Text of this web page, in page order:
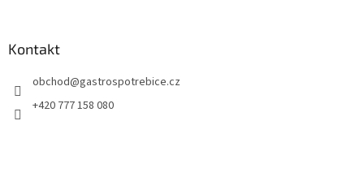
Kontakt
obchod@gastrospotrebice.cz
+420 777 158 080